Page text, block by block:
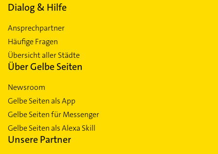
Dialog & Hilfe
Ansprechpartner
Häufige Fragen
Übersicht aller Städte
Über Gelbe Seiten
Newsroom
Gelbe Seiten als App
Gelbe Seiten für Messenger
Gelbe Seiten als Alexa Skill
Unsere Partner